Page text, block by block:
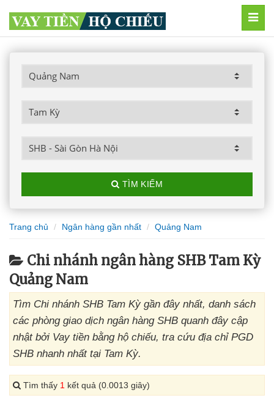
TÌM KIẾM
Trang chủ Ngân hàng gần nhất Quảng Nam
Chi nhánh ngân hàng SHB Tam Kỳ
Quảng Nam
Tìm Chi nhánh SHB Tam Kỳ gần đây nhất, danh sách
các phòng giao dịch ngân hàng SHB quanh đây cập
nhật bởi Vay tiền bằng hộ chiếu, tra cứu địa chỉ PGD
SHB nhanh nhất tại Tam Kỳ.
Tìm thấy 1 kết quả (0.0013 giây)